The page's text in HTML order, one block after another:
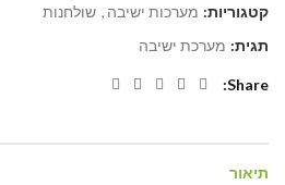
קטגוריות: מערכות ישיבה , שולחנות
תגית: מערכת ישיבה
Share
תיאור